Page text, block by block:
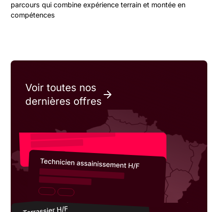
parcours qui combine expérience terrain et montée en
compétences
Voir toutes nos
dernières offres